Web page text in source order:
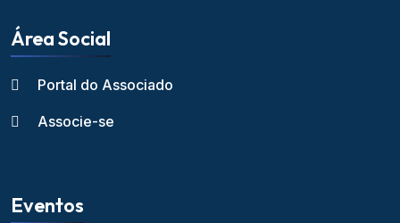
Área Social
Portal do Associado
Associe-se
Eventos